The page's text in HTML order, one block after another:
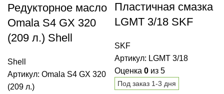
Редукторное масло
Omala S4 GX 320
(209 л.) Shell
Shell
Артикул: Omala S4 GX 320
(209 л.)
Пластичная смазка
LGMT 3/18 SKF
SKF
Артикул: LGMT 3/18
Оценка 0 из 5
Под заказ 1-3 дня